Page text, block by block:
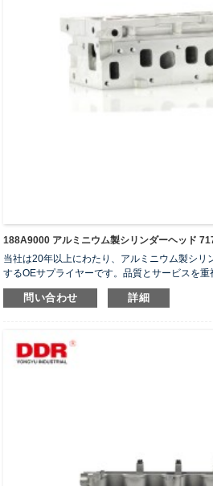
188A9000 アルミニウム製シリンダーヘッド
当社は20年以上にわたり、アルミニウム製シリ
するOEサプライヤーです。品質とサービスを
リンダーヘッド、長寿命シリンダーヘッドなど
問い合わせ 詳細